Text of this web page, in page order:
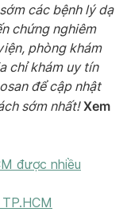
các bệnh lý dạ
chứng nghiêm
phòng khám
chỉ khám uy tín
để cập nhật
sớm nhất! Xem
được nhiều